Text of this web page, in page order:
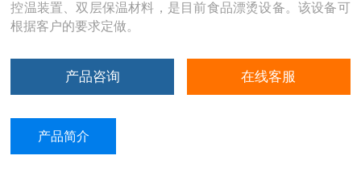
控温装置、双层保温材料，是目前食品漂烫设备。该设备可
根据客户的要求定做。
产品咨询 在线客服
产品简介